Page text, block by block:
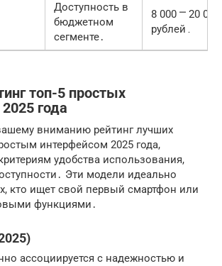
Доступность в
бюджетном
сегменте․
8 000 ⎻ 20 000
рублей․
топ-5 простых
года
вниманию рейтинг лучших
интерфейсом 2025 года,
удобства использования,
Эти модели идеально
кто ищет свой первый смартфон или
функциями ․
ассоциируется с надежностью и